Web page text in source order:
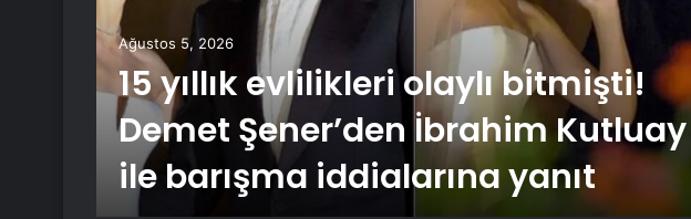
Ağustos 5, 2026
15 yıllık evlilikleri olaylı bitmişti!
Demet Şener’den İbrahim Kutluay
ile barışma iddialarına yanıt